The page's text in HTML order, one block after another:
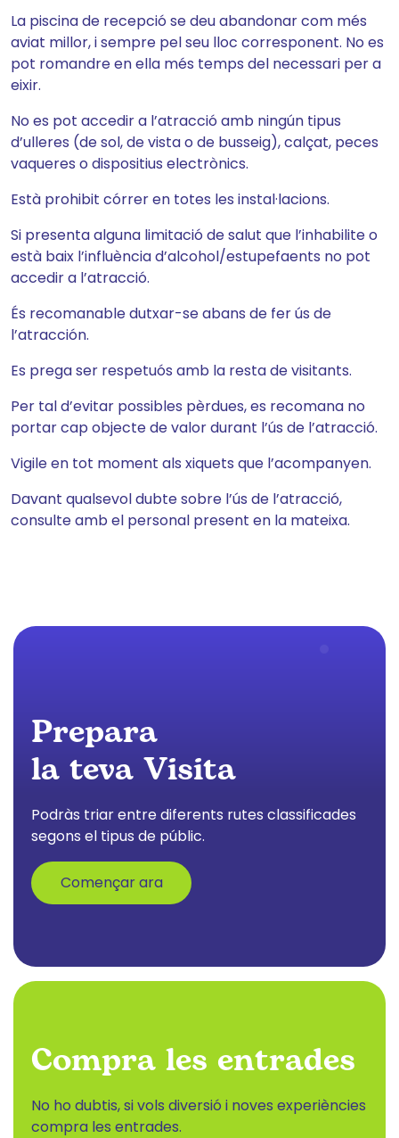
La piscina de recepció se deu abandonar com més
aviat millor, i sempre pel seu lloc corresponent. No es
pot romandre en ella més temps del necessari per a
eixir.
No es pot accedir a l’atracció amb ningún tipus
d’ulleres (de sol, de vista o de busseig), calçat, peces
vaqueres o dispositius electrònics.
Està prohibit córrer en totes les instal·lacions.
Si presenta alguna limitació de salut que l’inhabilite o
està baix l’influència d’alcohol/estupefaents no pot
accedir a l’atracció.
És recomanable dutxar-se abans de fer ús de
l’atracción.
Es prega ser respetuós amb la resta de visitants.
Per tal d’evitar possibles pèrdues, es recomana no
portar cap objecte de valor durant l’ús de l’atracció.
Vigile en tot moment als xiquets que l’acompanyen.
Davant qualsevol dubte sobre l’ús de l’atracció,
consulte amb el personal present en la mateixa.
Prepara
la teva Visita
Podràs triar entre diferents rutes classificades
segons el tipus de públic.
Començar ara
Compra les entrades
No ho dubtis, si vols diversió i noves experiències
compra les entrades.